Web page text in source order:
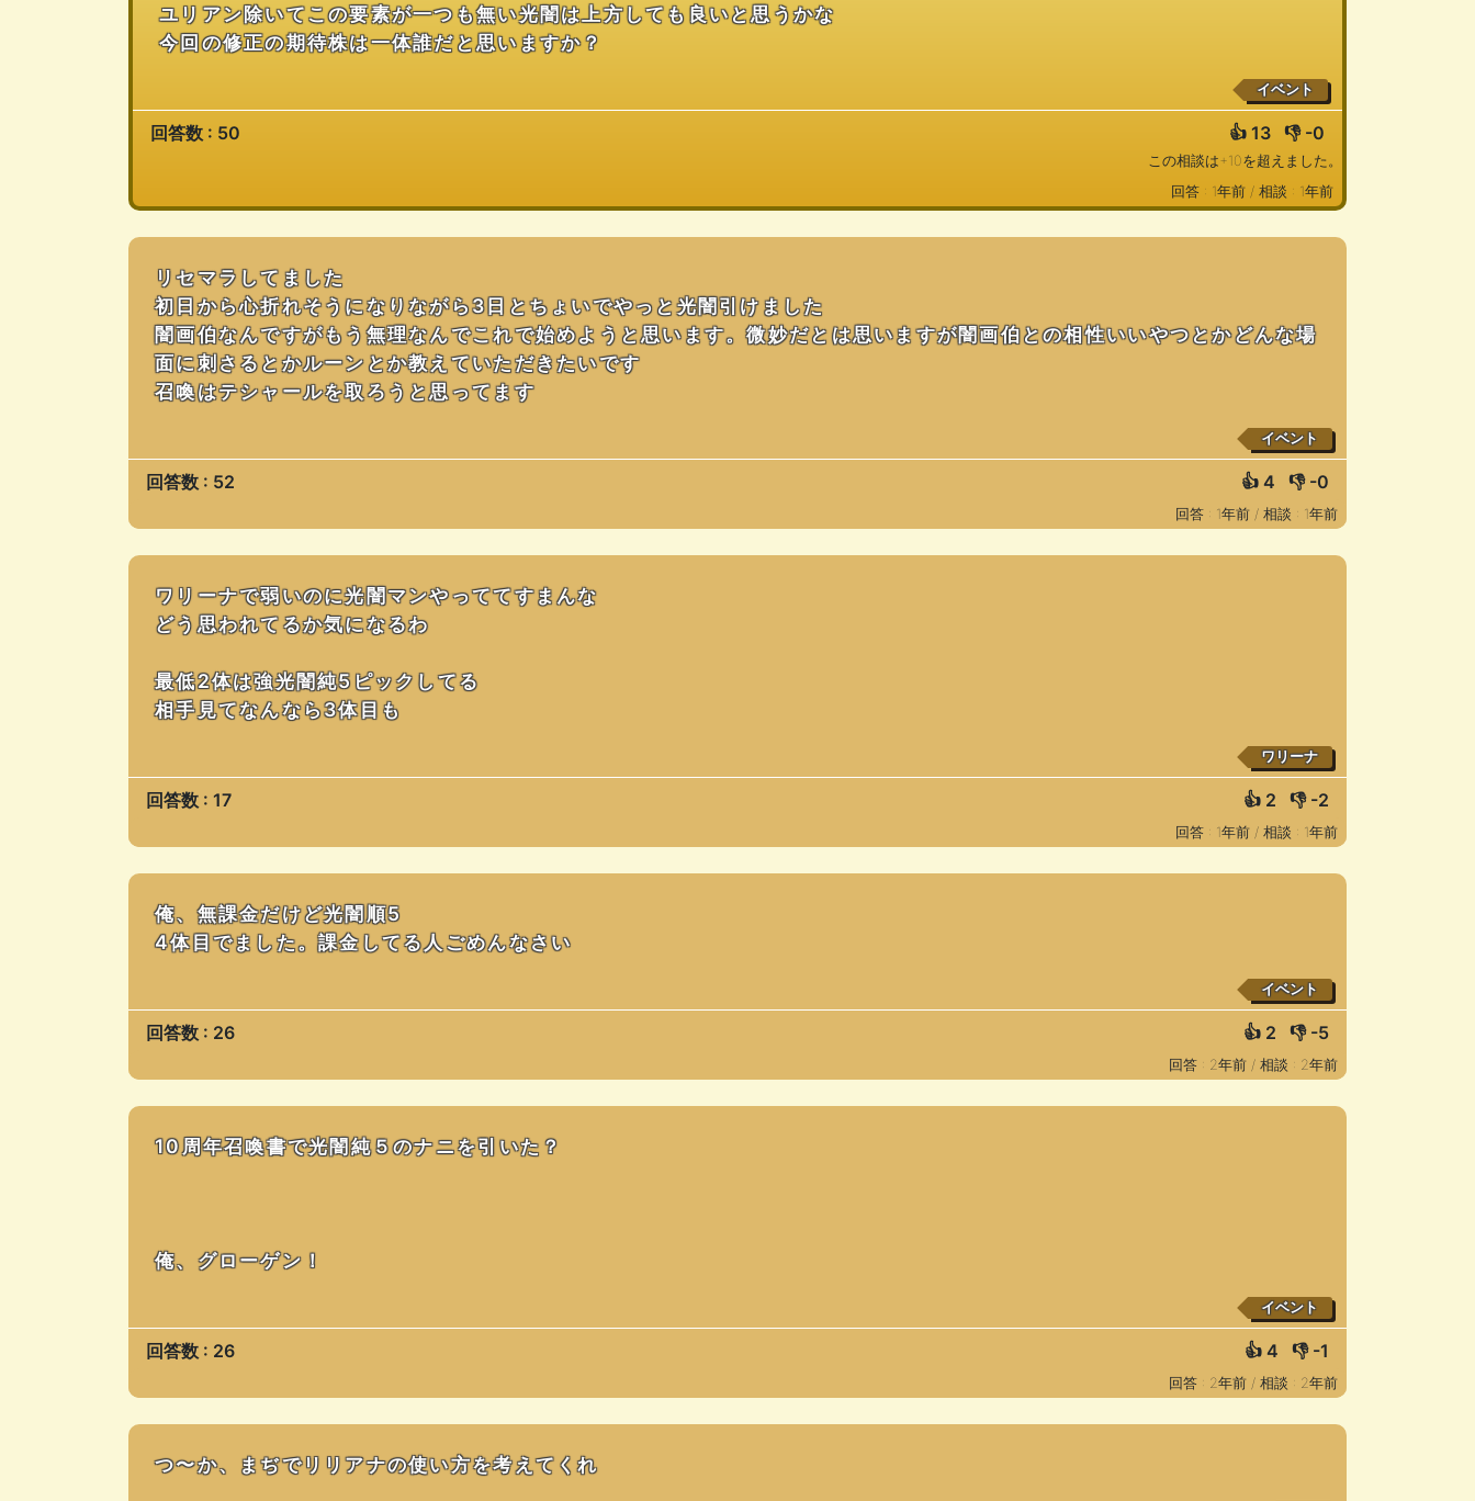
ユリアン除いてこの要素が一つも無い光闇は上方しても良いと思うかな
今回の修正の期待株は一体誰だと思いますか？
イベント
回答数 : 50 👍 13 👎 -0
この相談は+10を超えました。
回答 : 1年前 / 相談 : 1年前
リセマラしてました
初日から心折れそうになりながら3日とちょいでやっと光闇引けました
闇画伯なんですがもう無理なんでこれで始めようと思います。微妙だとは思いますが闇画伯との相性いいやつとかどんな場
面に刺さるとかルーンとか教えていただきたいです
召喚はテシャールを取ろうと思ってます
イベント
回答数 : 52 👍 4 👎 -0
回答 : 1年前 / 相談 : 1年前
ワリーナで弱いのに光闇マンやっててすまんな
どう思われてるか気になるわ
最低2体は強光闇純5ピックしてる
相手見てなんなら3体目も
ワリーナ
回答数 : 17 👍 2 👎 -2
回答 : 1年前 / 相談 : 1年前
俺、無課金だけど光闇順5
4体目でました。課金してる人ごめんなさい
イベント
回答数 : 26 👍 2 👎 -5
回答 : 2年前 / 相談 : 2年前
10周年召喚書で光闇純５のナニを引いた？
俺、グローゲン！
イベント
回答数 : 26 👍 4 👎 -1
回答 : 2年前 / 相談 : 2年前
つ〜か、まぢでリリアナの使い方を考えてくれ